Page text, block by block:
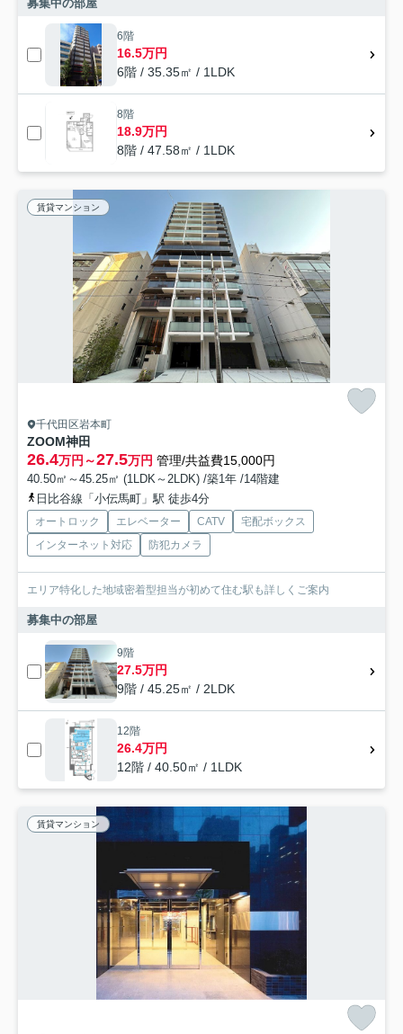
募集中の部屋
6階
16.5万円
6階 / 35.35㎡ / 1LDK
8階
18.9万円
8階 / 47.58㎡ / 1LDK
賃貸マンション
千代田区岩本町
ZOOM神田
26.4万円～27.5万円 管理/共益費15,000円
40.50㎡～45.25㎡ (1LDK～2LDK) /築1年 /14階建
日比谷線「小伝馬町」駅 徒歩4分
オートロック エレベーター CATV
宅配ボックス
インターネット対応
防犯カメラ
エリア特化した地域密着型担当が初めて住む駅も詳しくご案内
募集中の部屋
9階
27.5万円
9階 / 45.25㎡ / 2LDK
12階
26.4万円
12階 / 40.50㎡ / 1LDK
賃貸マンション